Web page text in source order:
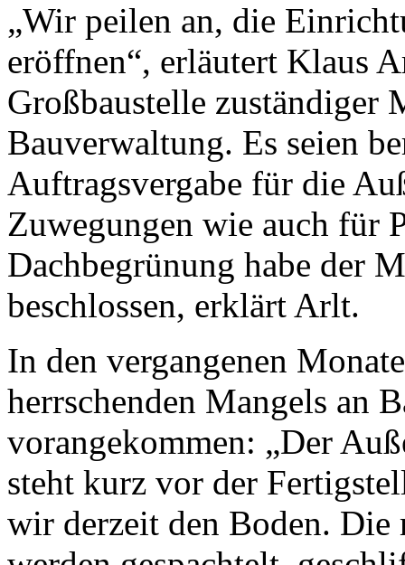
„Wir peilen an, die
eröffnen“, erläutert Klaus
Großbaustelle zuständiger
Bauverwaltung. Es seien
Auftragsvergabe für die
Zuwegungen wie auch für
Dachbegrünung habe der
beschlossen, erklärt Arlt.
In den vergangenen
herrschenden Mangels an
vorangekommen: „Der
steht kurz vor der
wir derzeit den Boden.